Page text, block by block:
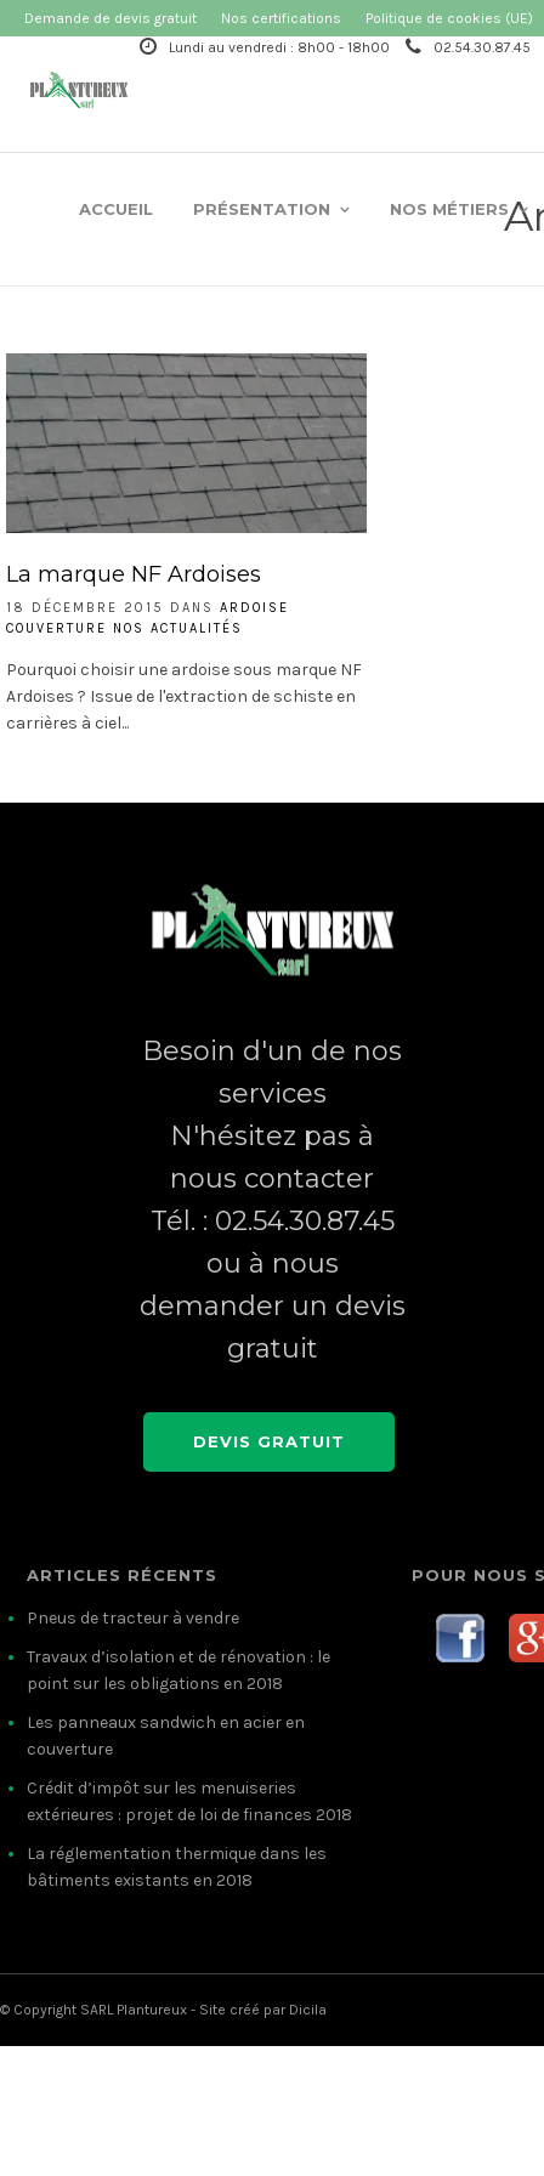
Demande de devis gratuit Nos certifications
Politique de cookies (UE)
Lundi au vendredi : 8h00 - 18h00
02.54.30.87.45
ACCUEIL PRÉSENTATION NOS MÉTIERS
La marque NF Ardoises
18 DÉCEMBRE 2015 DANS ARDOISE
COUVERTURE
NOS ACTUALITÉS
Pourquoi choisir une ardoise sous marque NF
Ardoises ? Issue de l'extraction de schiste en
carrières à ciel...
Besoin d'un de nos
services
N'hésitez pas à
nous contacter
Tél. : 02.54.30.87.45
ou à nous
demander un devis
gratuit
DEVIS GRATUIT
ARTICLES RÉCENTS
Pneus de tracteur à vendre
Travaux d’isolation et de rénovation : le
point sur les obligations en 2018
Les panneaux sandwich en acier en
couverture
Crédit d’impôt sur les menuiseries
extérieures : projet de loi de finances 2018
La réglementation thermique dans les
bâtiments existants en 2018
POUR NOUS
© Copyright SARL Plantureux - Site créé par Dicila